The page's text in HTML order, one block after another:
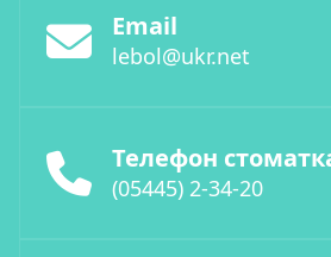
Email
lebol@ukr.net
Телефон
(05445) 2-34-20